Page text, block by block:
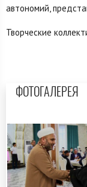
автономий,
Творческие
ФОТОГАЛЕРЕЯ